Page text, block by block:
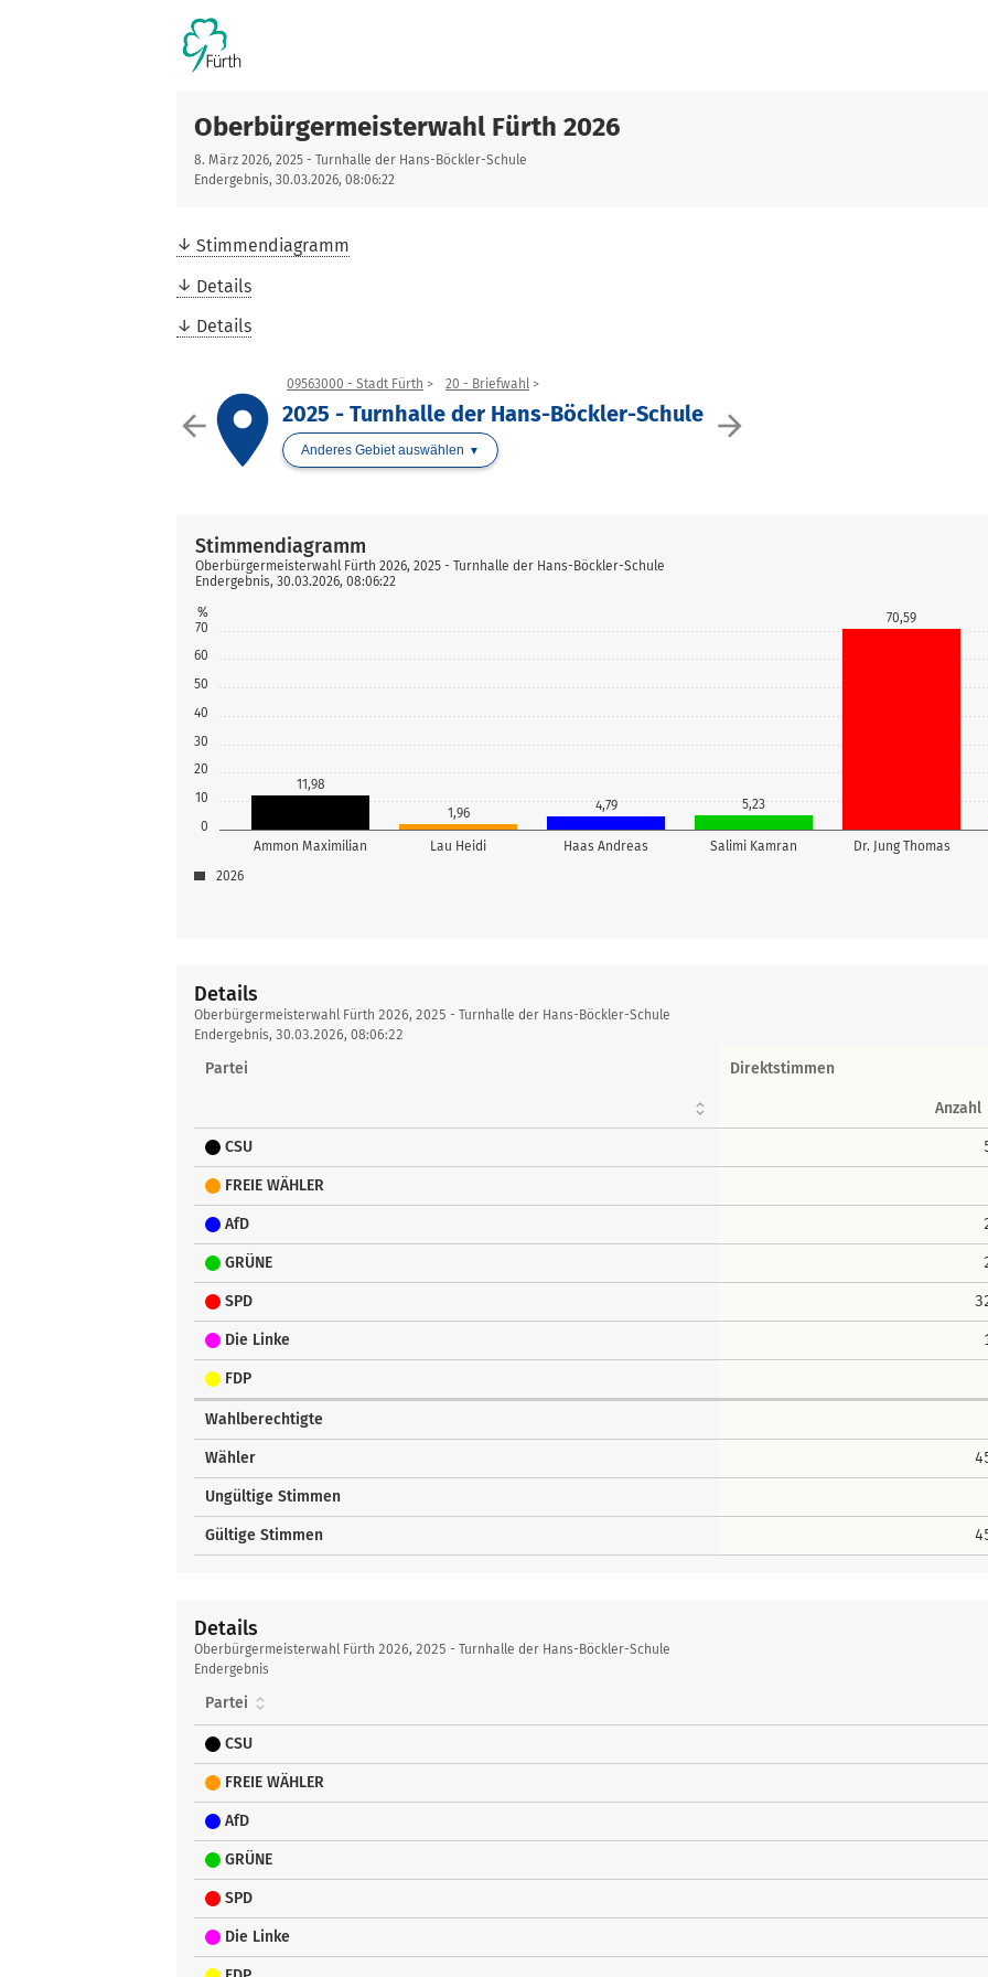
Oberbürgermeisterwahl Fürth 2026
8. März 2026, 2025 - Turnhalle der Hans-Böckler-Schule
Endergebnis, 30.03.2026, 08:06:22
Stimmendiagramm
Details
Details
arrow_back arrow_forward
place
09563000 - Stadt Fürth 20 - Briefwahl
2025 - Turnhalle der Hans-Böckler-Schule
Anderes Gebiet auswählen
0
10
20
30
40
50
60
70
%
Ammon Maximilian Lau Heidi Haas Andreas Salimi Kamran Dr. Jung Thomas
11,98
1,96
4,79 5,23
70,59
Stimmendiagramm
Oberbürgermeisterwahl Fürth 2026, 2025 - Turnhalle der Hans-Böckler-Schule
Endergebnis, 30.03.2026, 08:06:22
2026
Details
Details
Oberbürgermeisterwahl Fürth 2026, 2025 - Turnhalle der Hans-Böckler-Schule
Endergebnis, 30.03.2026, 08:06:22
Partei Direktstimmen
Anzahl
CSU
FREIE WÄHLER
AfD
GRÜNE
SPD
Die Linke
FDP
Wahlberechtigte
Wähler
Ungültige Stimmen
Gültige Stimmen
Details
Details
Oberbürgermeisterwahl Fürth 2026, 2025 - Turnhalle der Hans-Böckler-Schule
Endergebnis
Partei
CSU
FREIE WÄHLER
AfD
GRÜNE
SPD
Die Linke